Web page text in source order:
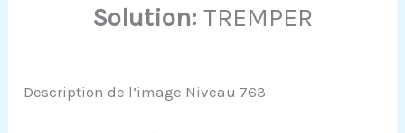
Solution: TREMPER
Description de l’image Niveau 763